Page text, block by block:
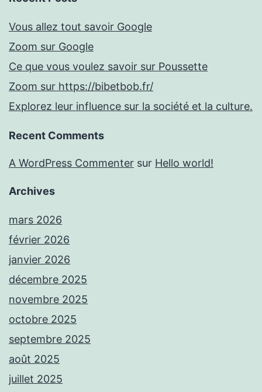
Vous allez tout savoir Google
Zoom sur Google
Ce que vous voulez savoir sur Poussette
Zoom sur https://bibetbob.fr/
Explorez leur influence sur la société et la culture.
Recent Comments
A WordPress Commenter sur Hello world!
Archives
mars 2026
février 2026
janvier 2026
décembre 2025
novembre 2025
octobre 2025
septembre 2025
août 2025
juillet 2025